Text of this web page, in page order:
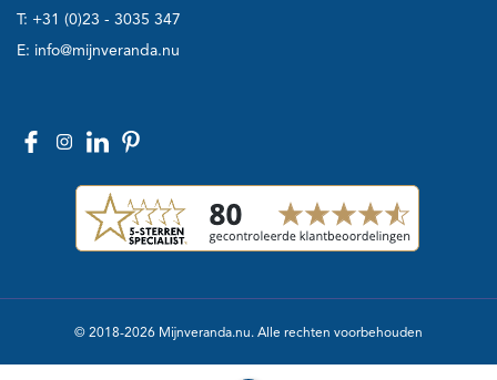
T: +31 (0)23 - 3035 347
E: info@mijnveranda.nu
© 2018-2026 Mijnveranda.nu. Alle rechten voorbehouden